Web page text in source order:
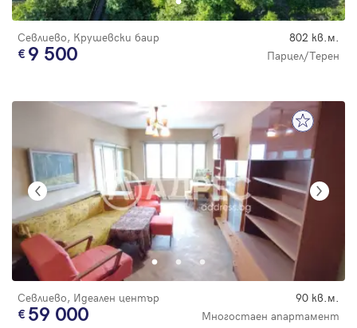
Севлиево, Крушевски баир 802 кв.м.
9 500 Парцел/Терен
Севлиево, Идеален център 90 кв.м.
59 000 Многостаен апартамент